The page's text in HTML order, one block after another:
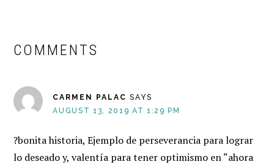
INTERACTIONS
COMMENTS
CARMEN PALAC SAYS
AUGUST 13, 2019 AT 1:29 PM
?bonita historia, Ejemplo de perseverancia para lograr
lo deseado y, valentía para tener optimismo en “ahora